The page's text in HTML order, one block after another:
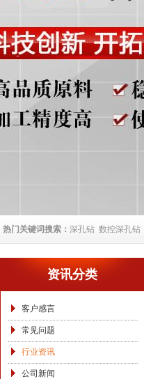
热门关键词搜索： 深孔钻 数控深孔钻
资讯分类
客户感言
常见问题
行业资讯
公司新闻